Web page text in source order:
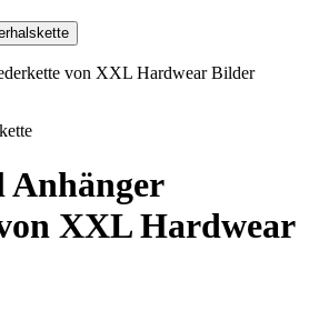
von XXL Hardwear Bilder
Anhänger
XXL Hardwear